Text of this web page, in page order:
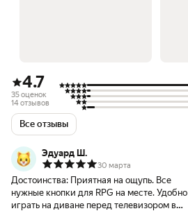
4.7
35 оценок
14 отзывов
Все отзывы
Эдуард Ш.
30 марта
Достоинства: Приятная на ощупь. Все
нужные кнопки для RPG на месте. Удобно
играть на диване перед телевизором в